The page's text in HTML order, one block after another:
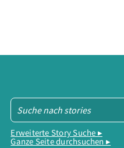
Erweiterte Story Suche ▸
Ganze Seite durchsuchen ▸